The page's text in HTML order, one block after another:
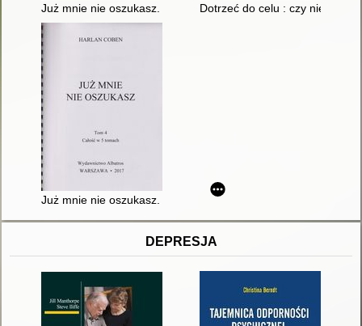
Już mnie nie oszukasz. T. 3 Dotrzeć do celu : czy
Już mnie nie oszukasz. T. 4
DEPRESJA